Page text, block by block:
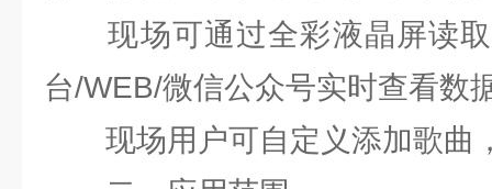
现场可通过全彩液晶屏读取
台/WEB/微信公众号实时查看数
现场用户可自定义添加歌曲